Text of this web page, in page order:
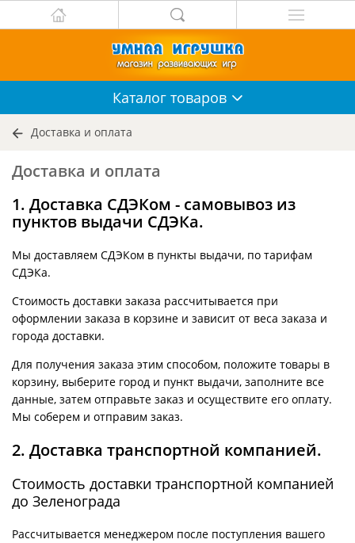
Каталог товаров
Доставка и оплата
Доставка и оплата
1. Доставка СДЭКом - самовывоз из
пунктов выдачи СДЭКа.
Мы доставляем СДЭКом в пункты выдачи, по тарифам
СДЭКа.
Стоимость доставки заказа рассчитывается при
оформлении заказа в корзине и зависит от веса заказа и
города доставки.
Для получения заказа этим способом, положите товары в
корзину, выберите город и пункт выдачи, заполните все
данные, затем отправьте заказ и осуществите его оплату.
Мы соберем и отправим заказ.
2. Доставка транспортной компанией.
Стоимость доставки транспортной компанией
до Зеленограда
Рассчитывается менеджером после поступления вашего